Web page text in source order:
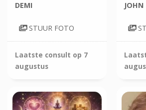
DEMI
STUUR FOTO
Laatste consult op 7
augustus
JOHN